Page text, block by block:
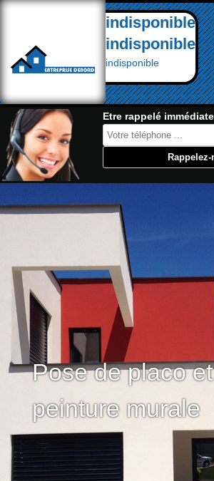
indisponible
indisponible
indisponible
Etre rappelé
Pose de placo et
peinture murale